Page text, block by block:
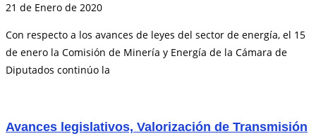
21 de Enero de 2020
Con respecto a los avances de leyes del sector de energía, el 15
de enero la Comisión de Minería y Energía de la Cámara de
Diputados continúo la
Avances legislativos, Valorización de Transmisión